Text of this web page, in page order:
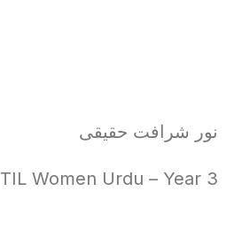
نور شرافت حقیقی
TIL Women Urdu – Year 3